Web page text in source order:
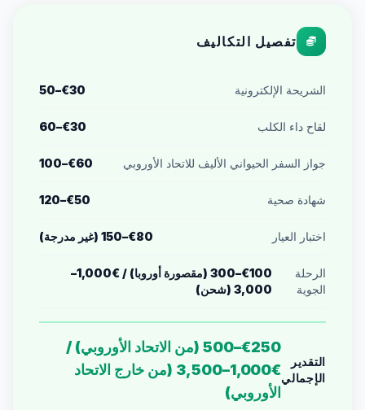
تفصيل التكاليف
الشريحة الإلكترونية €30–50
لقاح داء الكلب €30–60
جواز السفر الحيواني الأليف للاتحاد الأوروبي €60–100
شهادة صحية €50–120
اختبار العيار €80–150 (غير مدرجة)
الرحلة
الجوية
€100–300 (مقصورة أوروبا) / €1,000–
3,000 (شحن)
التقدير
الإجمالي
€250–500 (من الاتحاد الأوروبي) /
€1,000–3,500 (من خارج الاتحاد
الأوروبي)